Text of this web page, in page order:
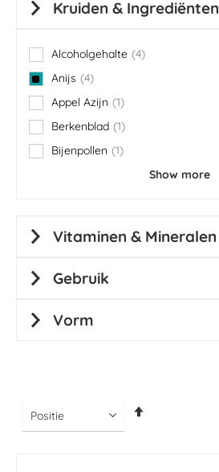
Kruiden & Ingrediënten
Alcoholgehalte 4
items
Anijs
4
items
Appel Azijn
1
item
Berkenblad 1
item
Bijenpollen
1
item
Show more
Vitaminen & Mineralen
Gebruik
Vorm